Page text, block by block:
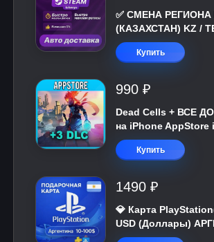
✅ СМЕНА РЕГИОНА
(КАЗАХСТАН) KZ /
Купить
990 ₽
Dead Cells + ВСЕ
на iPhone AppStore
Купить
1490 ₽
💎 Карта
USD (Доллары)